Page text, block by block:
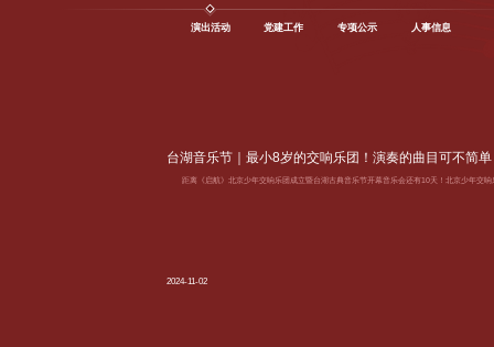
演出活动 党建工作 专项公示 人事信息
台湖音乐节｜最小8岁的交响乐团！演奏的曲目可不简
距离《启航》北京少年交响乐团成立暨台湖古典音乐节开幕音乐会还有10天！北京少年交
2024-11-02